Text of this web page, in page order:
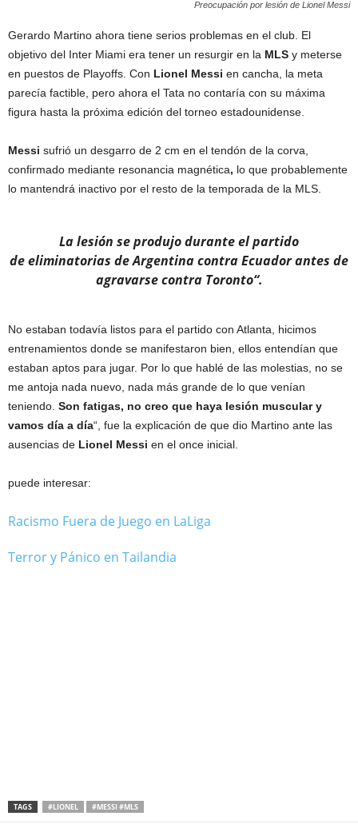
Preocupación por lesión de Lionel Messi
Gerardo Martino ahora tiene serios problemas en el club. El
objetivo del Inter Miami era tener un resurgir en la MLS y meterse
en puestos de Playoffs. Con Lionel Messi en cancha, la meta
parecía factible, pero ahora el Tata no contaría con su máxima
figura hasta la próxima edición del torneo estadounidense.
Messi sufrió un desgarro de 2 cm en el tendón de la corva,
confirmado mediante resonancia magnética, lo que probablemente
lo mantendrá inactivo por el resto de la temporada de la MLS.
La lesión se produjo durante el partido
de eliminatorias de Argentina contra Ecuador antes de
agravarse contra Toronto“.
No estaban todavía listos para el partido con Atlanta, hicimos
entrenamientos donde se manifestaron bien, ellos entendían que
estaban aptos para jugar. Por lo que hablé de las molestias, no se
me antoja nada nuevo, nada más grande de lo que venían
teniendo. Son fatigas, no creo que haya lesión muscular y
vamos día a día“, fue la explicación de que dio Martino ante las
ausencias de Lionel Messi en el once inicial.
puede interesar:
Racismo Fuera de Juego en LaLiga
Terror y Pánico en Tailandia
TAGS #LIONEL #MESSI #MLS